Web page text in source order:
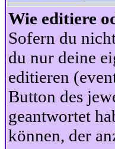
Wie editiere
Sofern du
du nur deine
editieren
Button des
geantwortet
können, der